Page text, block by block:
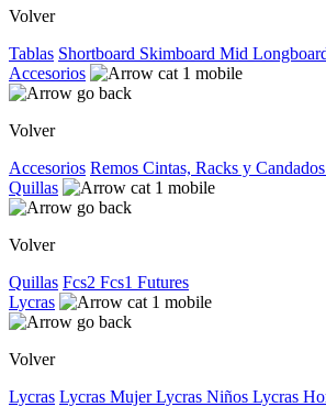
Volver
Tablas Shortboard Skimboard Mid
Accesorios
Volver
Accesorios Remos Cintas, Racks y Candados
Quillas
Volver
Quillas Fcs2 Fcs1 Futures
Lycras
Volver
Lycras Lycras MujerLycras Niños Lycras